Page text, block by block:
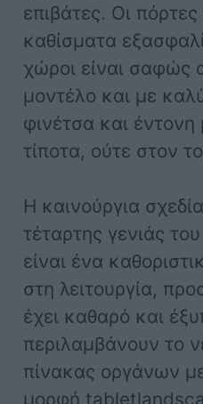
επιβάτες. Οι
καθίσματα
χώροι είναι σαφώς
μοντέλο και με
φινέτσα και
τίποτα, ούτε στον
Η καινούργια
τέταρτης γενιάς
είναι ένα
στη λειτουργία,
έχει καθαρό και
περιλαμβάνουν το
πίνακας οργάνων
μορφή